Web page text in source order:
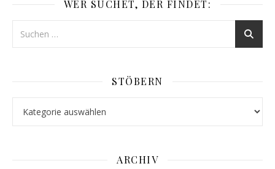
WER SUCHET, DER FINDET:
STÖBERN
ARCHIV